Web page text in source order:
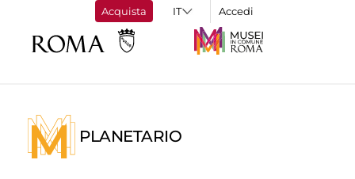
Acquista Accedi
PLANETARIO